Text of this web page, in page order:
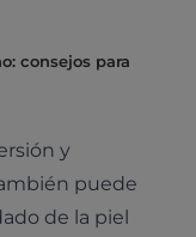
consejos para
y
puede
de la piel